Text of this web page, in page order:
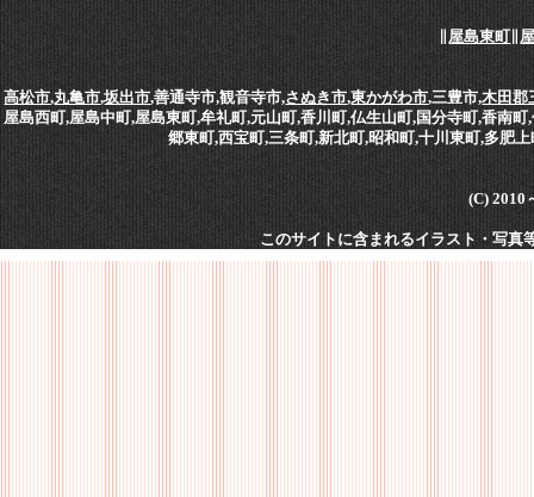
∥屋島東町∥
高松市,丸亀市,坂出市,善通寺市,観音寺市,さぬき市,東かがわ市,三豊市,木田郡
屋島西町,屋島中町,屋島東町,牟礼町,元山町,香川町,仏生山町,国分寺町,香南
郷東町,西宝町,三条町,新北町,昭和町,十川東町,多肥
(C) 2010
このサイトに含まれるイラスト・写真